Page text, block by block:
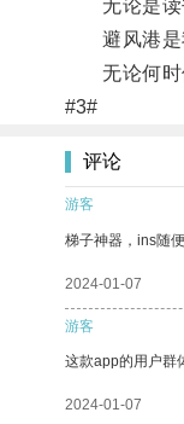
无论是读书
避风港是我
无论何时何
#3#
评论
游客
梯子神器，ins随
2024-01-07
游客
这款app的用户群
2024-01-07